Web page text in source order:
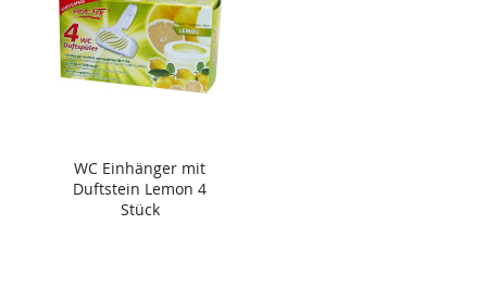
WC Einhänger mit
Duftstein Lemon 4
Stück